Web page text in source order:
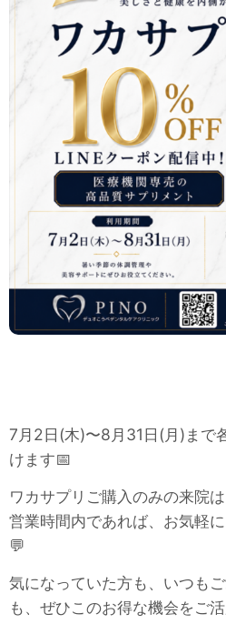
7月2日(木)〜8月31日(月)まで
けます📅
ワカサプリご購入のみの来院
営業時間内であれば、お気軽
💬
気になっていた方も、いつも
も、ぜひこのお得な機会をご